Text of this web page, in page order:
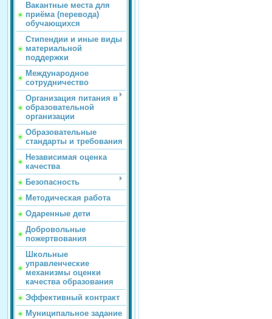
Вакантные места для
приёма (перевода)
обучающихся
Стипендии и иные виды
материальной
поддержки
Международное
сотрудничество
Организация питания в
образовательной
организации
Образовательные
стандарты и требования
Независимая оценка
качества
Безопасность
Методическая работа
Одаренные дети
Добровольные
пожертвования
Школьные
управленческие
механизмы оценки
качества образования
Эффективный контракт
Муниципальное задание